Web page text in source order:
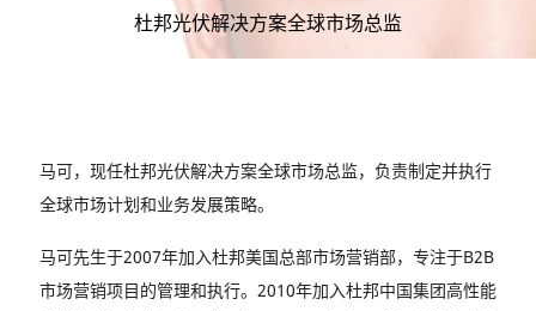
杜邦光伏解决方案全球市场总监
马可，现任杜邦光伏解决方案全球市场总监，负责制定并执行
全球市场计划和业务发展策略。
马可先生于2007年加入杜邦美国总部市场营销部，专注于B2B
市场营销项目的管理和执行。2010年加入杜邦中国集团高性能